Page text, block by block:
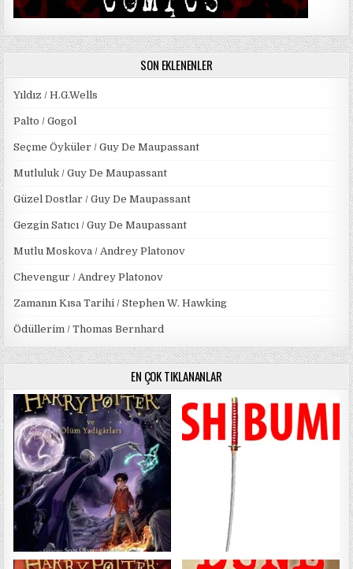
SON EKLENENLER
Yıldız / H.G.Wells
Palto / Gogol
Seçme Öyküler / Guy De Maupassant
Mutluluk / Guy De Maupassant
Güzel Dostlar / Guy De Maupassant
Gezgin Satıcı / Guy De Maupassant
Mutlu Moskova / Andrey Platonov
Chevengur / Andrey Platonov
Zamanın Kısa Tarihi / Stephen W. Hawking
Ödüllerim / Thomas Bernhard
EN ÇOK TIKLANANLAR